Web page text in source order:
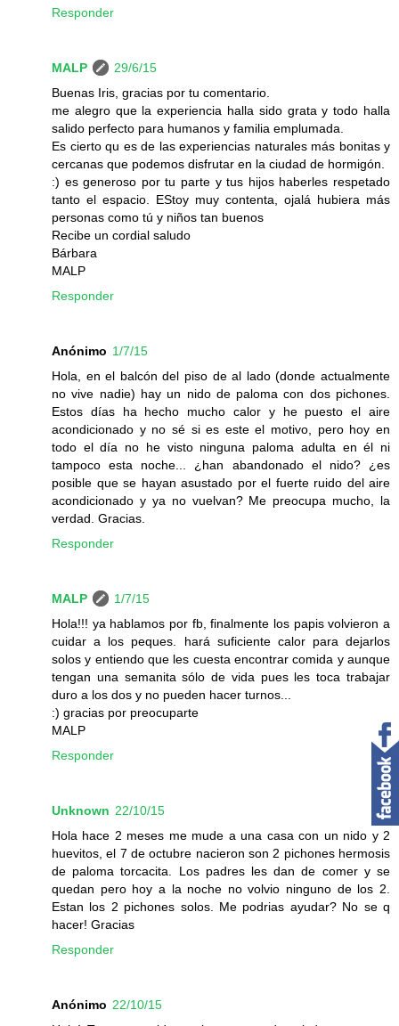
Responder
MALP
29/6/15
Buenas Iris, gracias por tu comentario.
me alegro que la experiencia halla sido grata y todo halla
salido perfecto para humanos y familia emplumada.
Es cierto qu es de las experiencias naturales más bonitas y
cercanas que podemos disfrutar en la ciudad de hormigón.
:) es generoso por tu parte y tus hijos haberles respetado
tanto el espacio. EStoy muy contenta, ojalá hubiera más
personas como tú y niños tan buenos
Recibe un cordial saludo
Bárbara
MALP
Responder
Anónimo 1/7/15
Hola, en el balcón del piso de al lado (donde actualmente
no vive nadie) hay un nido de paloma con dos pichones.
Estos días ha hecho mucho calor y he puesto el aire
acondicionado y no sé si es este el motivo, pero hoy en
todo el día no he visto ninguna paloma adulta en él ni
tampoco esta noche... ¿han abandonado el nido? ¿es
posible que se hayan asustado por el fuerte ruido del aire
acondicionado y ya no vuelvan? Me preocupa mucho, la
verdad. Gracias.
Responder
MALP
1/7/15
Hola!!! ya hablamos por fb, finalmente los papis volvieron a
cuidar a los peques. hará suficiente calor para dejarlos
solos y entiendo que les cuesta encontrar comida y aunque
tengan una semanita sólo de vida pues les toca trabajar
duro a los dos y no pueden hacer turnos...
:) gracias por preocuparte
MALP
Responder
Unknown 22/10/15
Hola hace 2 meses me mude a una casa con un nido y 2
huevitos, el 7 de octubre nacieron son 2 pichones hermosis
de paloma torcacita. Los padres les dan de comer y se
quedan pero hoy a la noche no volvio ninguno de los 2.
Estan los 2 pichones solos. Me podrias ayudar? No se q
hacer! Gracias
Responder
Anónimo 22/10/15